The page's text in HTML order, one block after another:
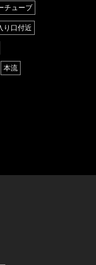
チューブ
り口付近
本流